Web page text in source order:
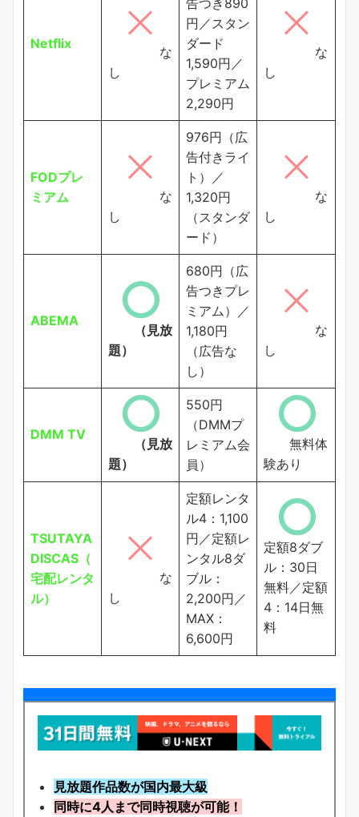
Netflix
な
し
円／スタン
ダード
1,590円／
プレミアム
2,290円
な
し
FODプレ
ミアム
な
し
976円（広
告付きライ
ト）／
1,320円
（スタンダ
ード）
な
し
ABEMA
（見放
題）
680円（広
告つきプレ
ミアム）／
1,180円
（広告な
し）
な
し
DMM TV
（見放
題）
550円
（DMMプ
レミアム会
員）
無料体
験あり
TSUTAYA
DISCAS（
宅配レンタ
ル）
な
し
定額レンタ
ル4：1,100
円／定額レ
ンタル8ダ
ブル：
2,200円／
MAX：
6,600円
定額8ダブ
ル：30日
無料／定額
4：14日無
料
見放題作品数が国内最大級
同時に4人まで同時視聴が可能！